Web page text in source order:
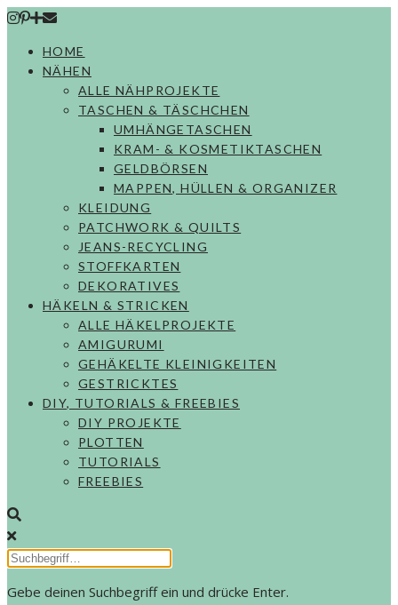
Skip
contentHOME
NÄHEN
ALLE NÄHPROJEKTE
TASCHEN & TÄSCHCHEN
UMHÄNGETASCHEN
KRAM- & KOSMETIKTASCHEN
GELDBÖRSEN
MAPPEN, HÜLLEN & ORGANIZER
KLEIDUNG
PATCHWORK & QUILTS
JEANS-RECYCLING
STOFFKARTEN
DEKORATIVES
HÄKELN & STRICKEN
ALLE HÄKELPROJEKTE
AMIGURUMI
GEHÄKELTE KLEINIGKEITEN
GESTRICKTES
DIY, TUTORIALS & FREEBIES
DIY PROJEKTE
PLOTTEN
TUTORIALS
FREEBIES
Gebe deinen Suchbegriff ein und drücke Enter.